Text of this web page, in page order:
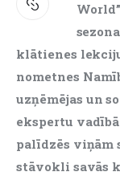
klātienes
nometnes
uzņēmējas un
ekspertu
palīdzēs viņām
stāvokli savās